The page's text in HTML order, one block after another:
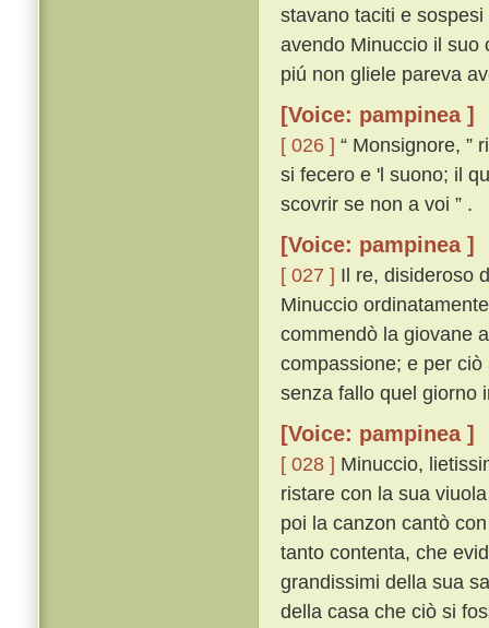
stavano taciti e
avendo Minuccio il suo
piú non gliele pareva
[Voice: pampinea ]
[ 026 ] “ Monsignore, ”
si fecero e 'l suono; il
scovrir se non a voi ” .
[Voice: pampinea ]
[ 027 ] Il re, disideroso
Minuccio
commendò la giovane
compassione; e per
senza fallo quel giorno
[Voice: pampinea ]
[ 028 ] Minuccio,
ristare con la sua
poi la canzon cantò
tanto contenta, che
grandissimi della sua
della casa che ciò si